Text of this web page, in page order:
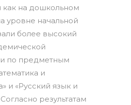
как на дошкольном
уровне начальной
более высокий
по предметным
и
и «Русский язык и
результатам